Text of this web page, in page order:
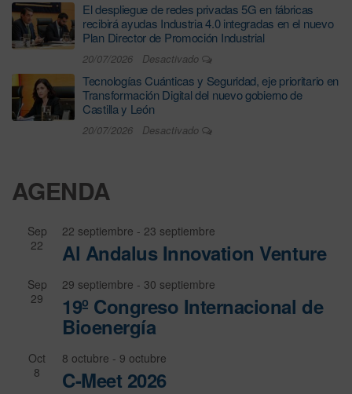
El despliegue de redes privadas 5G en fábricas
recibirá ayudas Industria 4.0 integradas en el nuevo
Plan Director de Promoción Industrial
20/07/2026 Desactivado
Tecnologías Cuánticas y Seguridad, eje prioritario en
Transformación Digital del nuevo gobierno de
Castilla y León
20/07/2026 Desactivado
AGENDA
Sep
22
22 septiembre - 23 septiembre
Al Andalus Innovation Venture
Sep
29
29 septiembre - 30 septiembre
19º Congreso Internacional de
Bioenergía
Oct
8
8 octubre - 9 octubre
C-Meet 2026